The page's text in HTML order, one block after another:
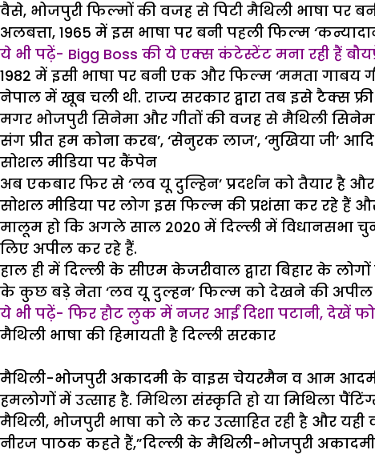
वैसे, भोजपुरी फिल्मों की वजह से पिटी मैथिली भाषा पर
अलबत्ता, 1965 में इस भाषा पर बनी पहली फिल्म
ये भी पढ़ें- Bigg Boss की ये एक्स कंटेस्टेंट मना रही हैं
1982 में इसी भाषा पर बनी एक और फिल्म ‘ममता गाबय
नेपाल में खूब चली थी. राज्य सरकार द्वारा तब इसे टैक्स
मगर भोजपुरी सिनेमा और गीतों की वजह से मैथिली
संग प्रीत हम कोना करब’, ‘सेनुरक लाज’, ‘मुखिया जी’
सोशल मीडिया पर कैंपेन
अब एकबार फिर से ‘लव यू दुल्हिन’ प्रदर्शन को तैयार है
सोशल मीडिया पर लोग इस फिल्म की प्रशंसा कर रहे
मालूम हो कि अगले साल 2020 में दिल्ली में विधानसभा
लिए अपील कर रहे हैं.
हाल ही में दिल्ली के सीएम केजरीवाल द्वारा बिहार के
के कुछ बड़े नेता ‘लव यू दुल्हन’ फिल्म को देखने की अपील
ये भी पढ़ें- फिर हौट लुक में नजर आईं दिशा पटानी, देखें
मैथिली भाषा की हिमायती है दिल्ली सरकार
मैथिली-भोजपुरी अकादमी के वाइस चेयरमैन व आम आदमी
हमलोगों में उत्साह है. मिथिला संस्कृति हो या मिथिला
मैथिली, भोजपुरी भाषा को ले कर उत्साहित रही है और
नीरज पाठक कहते हैं,”दिल्ली के मैथिली-भोजपुरी